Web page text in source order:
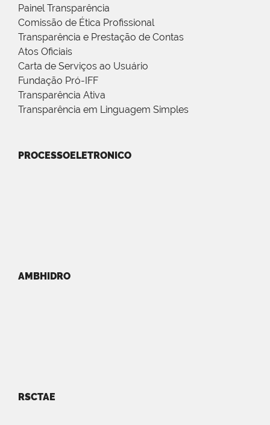
Painel Transparência
Comissão de Ética Profissional
Transparência e Prestação de Contas
Atos Oficiais
Carta de Serviços ao Usuário
Fundação Pró-IFF
Transparência Ativa
Transparência em Linguagem Simples
PROCESSOELETRONICO
AMBHIDRO
RSCTAE